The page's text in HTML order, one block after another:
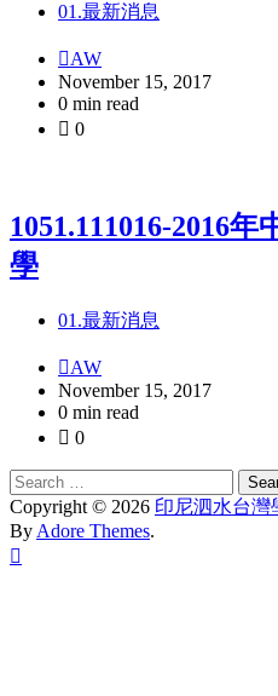
01.最新消息
AW
November 15, 2017
0 min read
0
1051.111016-2016
學
01.最新消息
AW
November 15, 2017
0 min read
0
Search
for:
Copyright © 2026 印尼泗水台灣
By Adore Themes.